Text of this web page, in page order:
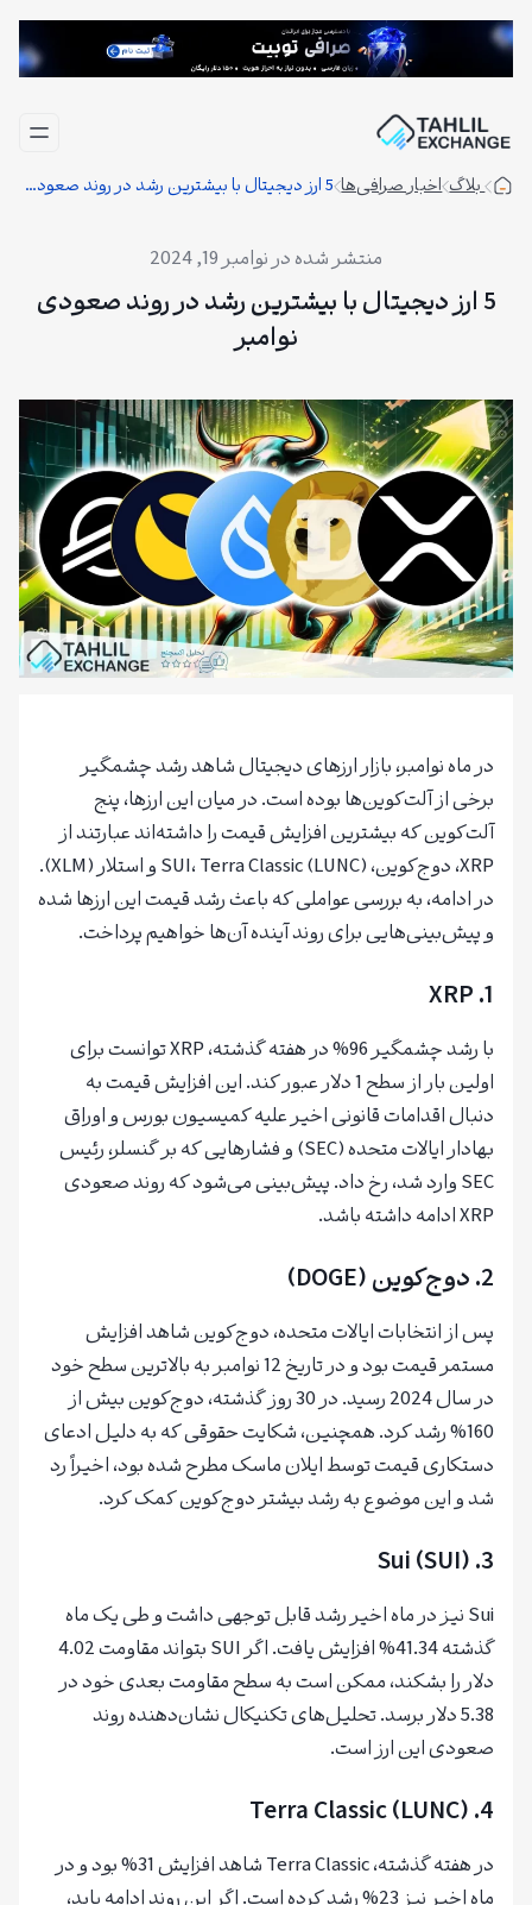
رفتن
بلاگ اخبار صرافی‌ها 5 ارز دیجیتال با بیشترین رشد در روند صعودی نوامبر
نوامبر 19, 2024
5 ارز دیجیتال با بیشترین رشد در روند صعودی
نوامبر
در ماه نوامبر، بازار ارزهای دیجیتال شاهد رشد چشمگیر
برخی از آلت‌کوین‌ها بوده است. در میان این ارزها، پنج
آلت‌کوین که بیشترین افزایش قیمت را داشته‌اند عبارتند از
XRP، دوج‌کوین، SUI، Terra Classic (LUNC) و استلار (XLM).
در ادامه، به بررسی عواملی که باعث رشد قیمت این ارزها شده
و پیش‌بینی‌هایی برای روند آینده آن‌ها خواهیم پرداخت.
1.
XRP
با رشد چشمگیر 96% در هفته گذشته، XRP توانست برای
اولین بار از سطح 1 دلار عبور کند. این افزایش قیمت به
دنبال اقدامات قانونی اخیر علیه کمیسیون بورس و اوراق
بهادار ایالات متحده (SEC) و فشارهایی که بر گنسلر، رئیس
SEC وارد شد، رخ داد. پیش‌بینی می‌شود که روند صعودی
XRP ادامه داشته باشد.
2. دوج‌کوین (DOGE)
پس از انتخابات ایالات متحده، دوج‌کوین شاهد افزایش
مستمر قیمت بود و در تاریخ 12 نوامبر به بالاترین سطح خود
در سال 2024 رسید. در 30 روز گذشته، دوج‌کوین بیش از
160% رشد کرد. همچنین، شکایت حقوقی که به دلیل ادعای
دستکاری قیمت توسط ایلان ماسک مطرح شده بود، اخیراً رد
شد و این موضوع به رشد بیشتر دوج‌کوین کمک کرد.
3.
Sui (SUI)
Sui نیز در ماه اخیر رشد قابل توجهی داشت و طی یک ماه
گذشته 41.34% افزایش یافت. اگر SUI بتواند مقاومت 4.02
دلار را بشکند، ممکن است به سطح مقاومت بعدی خود در
5.38 دلار برسد. تحلیل‌های تکنیکال نشان‌دهنده روند
صعودی این ارز است.
4.
Terra Classic (LUNC)
در هفته گذشته، Terra Classic شاهد افزایش 31% بود و در